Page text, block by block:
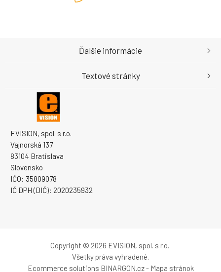
EVISION, spol. s r.o.
Vajnorská 137
83104 Bratislava
Slovensko
IČO: 35809078
IČ DPH (DIČ): 2020235932
Ďalšie informácie
Textové stránky
Copyright © 2026 EVISION, spol. s r.o.
Všetky práva vyhradené.
Ecommerce solutions BINARGON.cz- Mapa stránok